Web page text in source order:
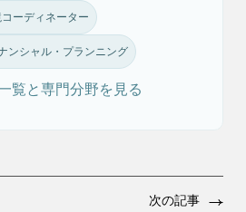
ーディネーター
ンシャル・プランニング
覧と専門分野を見る
次の記事